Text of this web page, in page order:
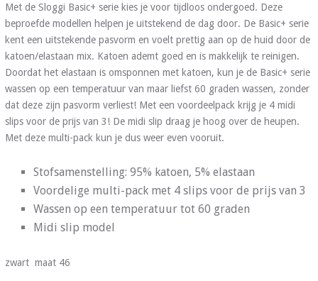
Met de Sloggi Basic+ serie kies je voor tijdloos ondergoed. Deze
beproefde modellen helpen je uitstekend de dag door. De Basic+ serie
kent een uitstekende pasvorm en voelt prettig aan op de huid door de
katoen/elastaan mix. Katoen ademt goed en is makkelijk te reinigen.
Doordat het elastaan is omsponnen met katoen, kun je de Basic+ serie
wassen op een temperatuur van maar liefst 60 graden wassen, zonder
dat deze zijn pasvorm verliest! Met een voordeelpack krijg je 4 midi
slips voor de prijs van 3! De midi slip draag je hoog over de heupen.
Met deze multi-pack kun je dus weer even vooruit.
Stofsamenstelling: 95% katoen, 5% elastaan
Voordelige multi-pack met 4 slips voor de prijs van 3
Wassen op een temperatuur tot 60 graden
Midi slip model
zwart maat 46